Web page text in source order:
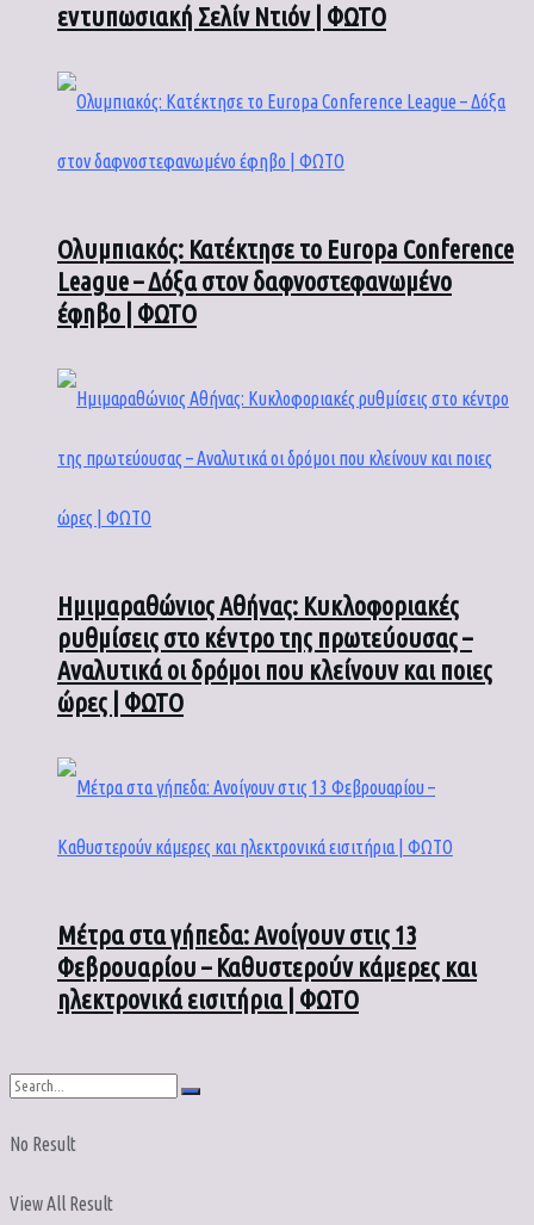
εντυπωσιακή Σελίν Ντιόν | ΦΩΤΟ
Ολυμπιακός: Κατέκτησε το Europa Conference
League – Δόξα στον δαφνοστεφανωμένο
έφηβο | ΦΩΤΟ
Ημιμαραθώνιος Αθήνας: Κυκλοφοριακές
ρυθμίσεις στο κέντρο της πρωτεύουσας –
Αναλυτικά οι δρόμοι που κλείνουν και ποιες
ώρες | ΦΩΤΟ
Μέτρα στα γήπεδα: Ανοίγουν στις 13
Φεβρουαρίου – Καθυστερούν κάμερες και
ηλεκτρονικά εισιτήρια | ΦΩΤΟ
No Result
View All Result